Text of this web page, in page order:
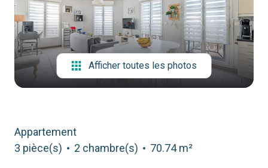
Afficher toutes les photos
Appartement
3 pièce(s)
2 chambre(s) 70.74 m²